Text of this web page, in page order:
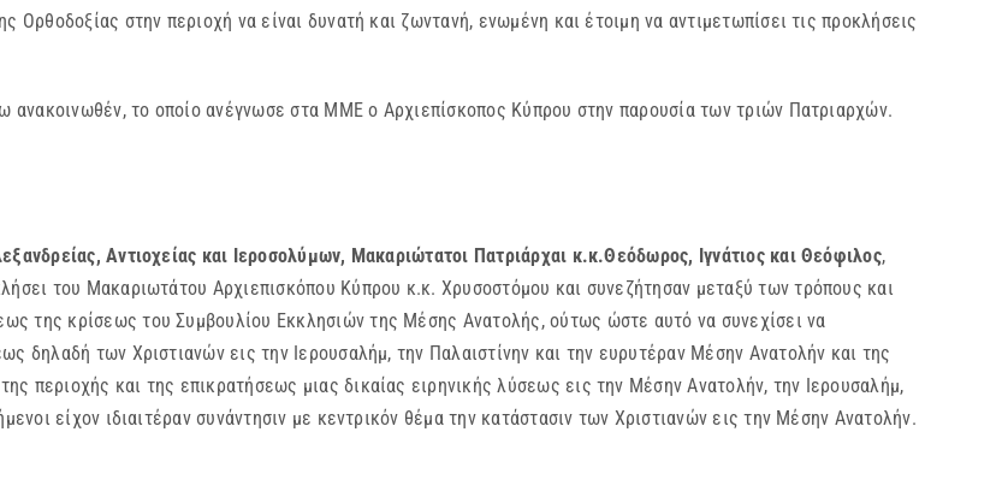
στην περιοχή να είναι δυνατή και ζωντανή, ενωμένη και έτοιμη να αντιμετωπίσει τις προκλήσεις
το οποίο ανέγνωσε στα ΜΜΕ ο Αρχιεπίσκοπος Κύπρου στην παρουσία των τριών Πατριαρχών.
Αντιοχείας και Ιεροσολύμων, Μακαριώτατοι Πατριάρχαι κ.κ.Θεόδωρος, Ιγνάτιος και Θεόφιλος,
του Μακαριωτάτου Αρχιεπισκόπου Κύπρου κ.κ. Χρυσοστόμου και συνεζήτησαν μεταξύ των τρόπους και
της κρίσεως του Συμβουλίου Εκκλησιών της Μέσης Ανατολής, ούτως ώστε αυτό να συνεχίσει να
δηλαδή των Χριστιανών εις την Ιερουσαλήμ, την Παλαιστίνην και την ευρυτέραν Μέσην Ανατολήν και της
περιοχής και της επικρατήσεως μιας δικαίας ειρηνικής λύσεως εις την Μέσην Ανατολήν, την Ιερουσαλήμ,
είχον ιδιαιτέραν συνάντησιν με κεντρικόν θέμα την κατάστασιν των Χριστιανών εις την Μέσην Ανατολήν.